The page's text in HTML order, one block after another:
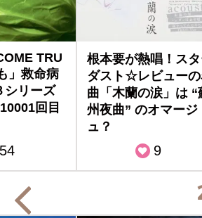
TRU
」救命病
シリーズ
回目
54
根本要が熱唱！ス
ダスト☆レビューの
曲「木蘭の涙」は “
州夜曲” のオマージ
ュ？
9